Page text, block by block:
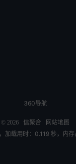
360导航
© 2026 信聚合 网站地图
加载用时：0.119 秒，内